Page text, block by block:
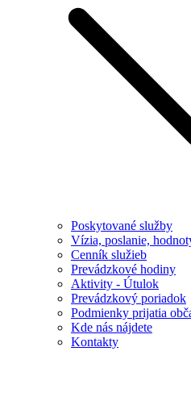
Poskytované služby
Vízia, poslanie,
Cenník služieb
Prevádzkové hodiny
Aktivity - Útulok
Prevádzkový poriadok
Podmienky prijatia
Kde nás nájdete
Kontakty